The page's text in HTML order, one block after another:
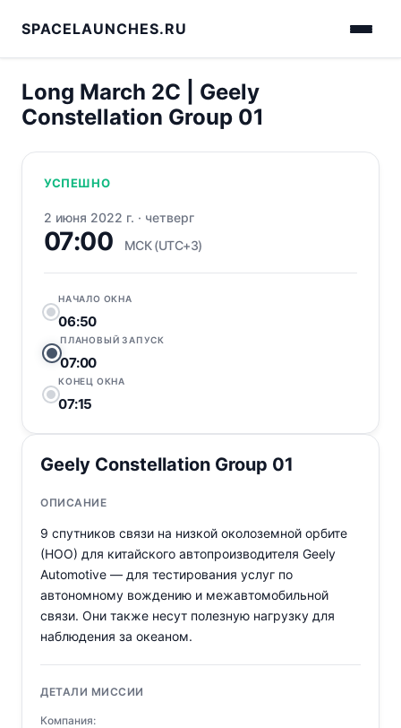
SPACELAUNCHES.RU
Long March 2C | Geely
Constellation Group 01
УСПЕШНО
2 июня 2022 г. · четверг
07:00 МСК (UTC+3)
НАЧАЛО ОКНА
06:50
ПЛАНОВЫЙ ЗАПУСК
07:00
КОНЕЦ ОКНА
07:15
Geely Constellation Group 01
ОПИСАНИЕ
9 спутников связи на низкой околоземной орбите
(НОО) для китайского автопроизводителя Geely
Automotive — для тестирования услуг по
автономному вождению и межавтомобильной
связи. Они также несут полезную нагрузку для
наблюдения за океаном.
ДЕТАЛИ МИССИИ
Компания: